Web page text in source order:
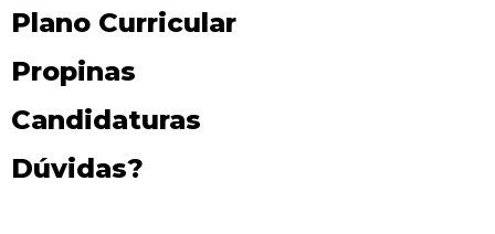
Plano Curricular
Propinas
Candidaturas
Dúvidas?